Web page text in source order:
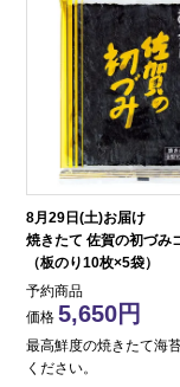
8月29日(土)お届け
焼きたて 佐賀の初づみ
（板のり10枚×5袋）
予約商品
価格 5,650
最高鮮度の焼きたて海
ください。